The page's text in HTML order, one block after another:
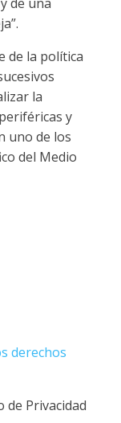
de la política
la
y
uno de los
del Medio
derechos
de Privacidad